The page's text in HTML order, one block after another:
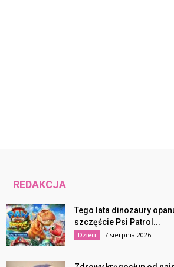
REDAKCJA
Tego lata dinozaury
szczęście Psi Patrol...
Dzieci 7 sierpnia 2026